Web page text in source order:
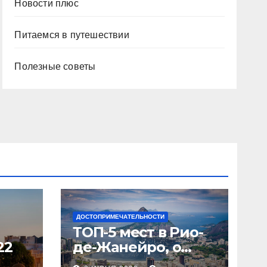
Новости плюс
Питаемся в путешествии
Полезные советы
ДОСТОПРИМЕЧАТЕЛЬНОСТИ
ТОП-5 мест в Рио-
де-Жанейро, о
которых вы не